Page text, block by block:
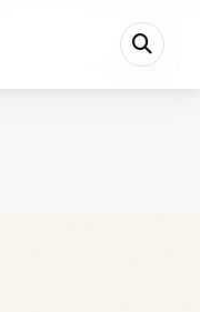
4 min restantes